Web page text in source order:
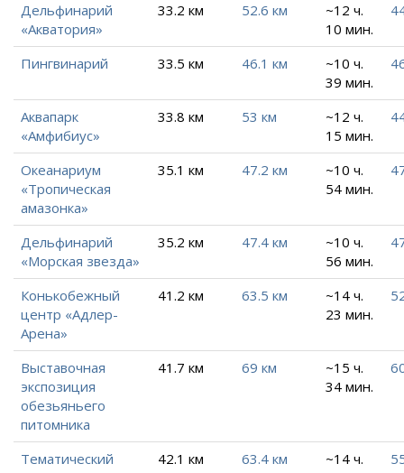
Дельфинарий
«Акватория»
33.2 км 52.6 км
~12 ч.
10 мин.
Пингвинарий 33.5 км 46.1 км
~10 ч.
39 мин.
Аквапарк
«Амфибиус»
33.8 км 53 км
~12 ч.
15 мин.
Океанариум
«Тропическая
амазонка»
35.1 км 47.2 км
~10 ч.
54 мин.
Дельфинарий
«Морская звезда»
35.2 км 47.4 км
~10 ч.
56 мин.
Конькобежный
центр «Адлер-
Арена»
41.2 км 63.5 км
~14 ч.
23 мин.
Выставочная
экспозиция
обезьяньего
питомника
41.7 км 69 км
~15 ч.
34 мин.
Тематический
42.1 км 63.4 км
~14 ч.